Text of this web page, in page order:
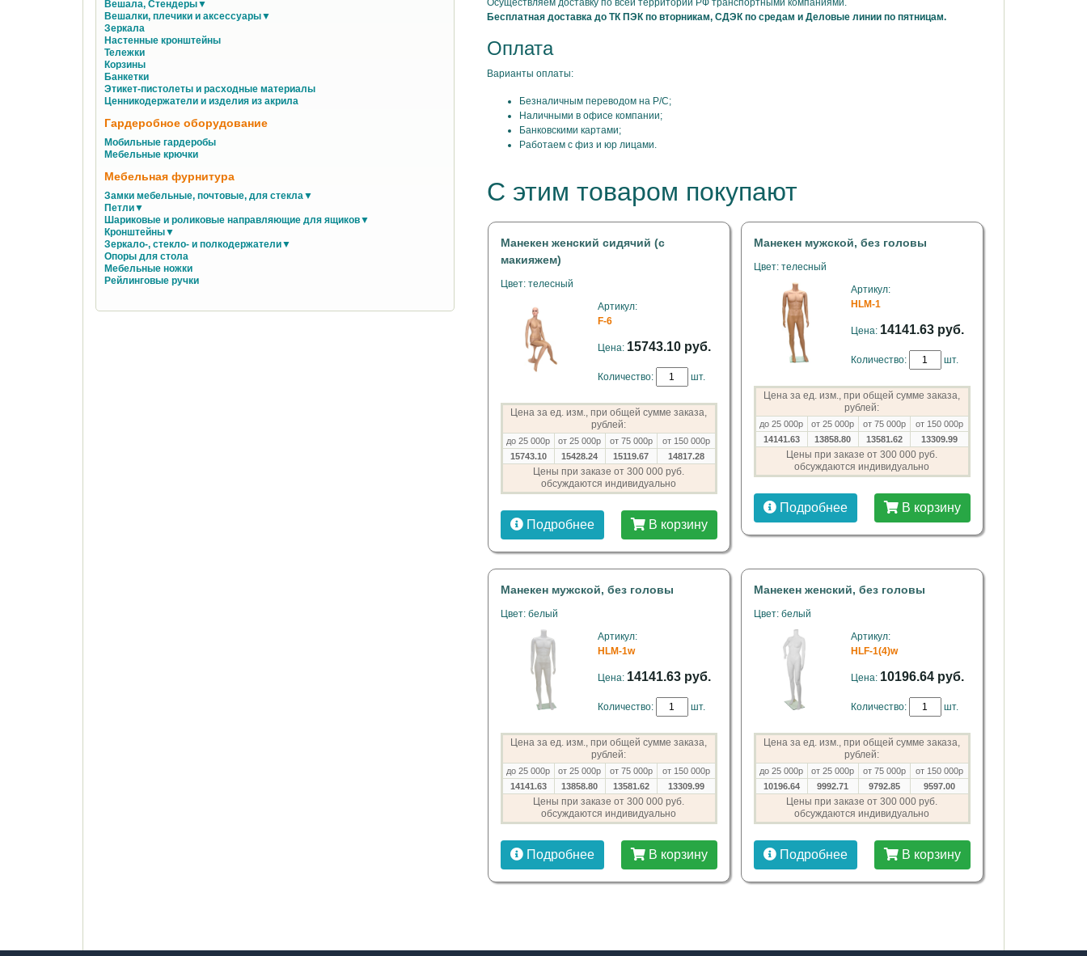
Вешала, Стендеры▼
Вешалки, плечики и аксессуары▼
Зеркала
Настенные кронштейны
Тележки
Корзины
Банкетки
Этикет-пистолеты и расходные материалы
Ценникодержатели и изделия из акрила
Гардеробное оборудование
Мобильные гардеробы
Мебельные крючки
Мебельная фурнитура
Замки мебельные, почтовые, для стекла▼
Петли▼
Шариковые и роликовые направляющие для ящиков▼
Кронштейны▼
Зеркало-, стекло- и полкодержатели▼
Опоры для стола
Мебельные ножки
Рейлинговые ручки
Осуществляем доставку по всей территории РФ транспортными компаниями.
Бесплатная доставка до ТК ПЭК по вторникам, СДЭК по средам и Деловые линии по пятницам.
Оплата
Варианты оплаты:
Безналичным переводом на Р/С;
Наличными в офисе компании;
Банковскими картами;
Работаем с физ и юр лицами.
С этим товаром покупают
Манекен женский сидячий (с
макияжем)
Цвет: телесный
Артикул:
F-6
Цена: 15743.10 руб.
Количество: шт.
Цена за ед. изм., при общей сумме заказа,
рублей:
до 25 000р от 25 000р от 75 000р
от 150 000р
15743.10
15428.24 15119.67 14817.28
Цены при заказе от 300 000 руб.
обсуждаются индивидуально
Подробнее В корзину
Манекен мужской, без головы
Цвет: телесный
Артикул:
HLM-1
Цена: 14141.63 руб.
Количество: шт.
Цена за ед. изм., при общей сумме заказа,
рублей:
до 25 000р от 25 000р от 75 000р
от 150 000р
14141.63
13858.80 13581.62 13309.99
Цены при заказе от 300 000 руб.
обсуждаются индивидуально
Подробнее В корзину
Манекен мужской, без головы
Цвет: белый
Артикул:
HLM-1w
Цена: 14141.63 руб.
Количество: шт.
Цена за ед. изм., при общей сумме заказа,
рублей:
до 25 000р от 25 000р от 75 000р
от 150 000р
14141.63
13858.80 13581.62 13309.99
Цены при заказе от 300 000 руб.
обсуждаются индивидуально
Подробнее В корзину
Манекен женский, без головы
Цвет: белый
Артикул:
HLF-1(4)w
Цена: 10196.64 руб.
Количество: шт.
Цена за ед. изм., при общей сумме заказа,
рублей:
до 25 000р от 25 000р от 75 000р
от 150 000р
10196.64
9992.71 9792.85 9597.00
Цены при заказе от 300 000 руб.
обсуждаются индивидуально
Подробнее В корзину